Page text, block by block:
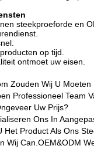
steekproeforde en
op tijd.
ontmoet uw eisen.
Zouden Wij U Moeten
Professioneel Team
Uw Prijs?
Ons In
Het Product Als Ons
Wij Can.OEM&ODM